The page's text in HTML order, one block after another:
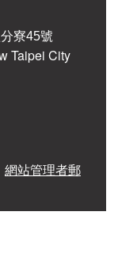
寮45號
Taipei City
網站管理者郵